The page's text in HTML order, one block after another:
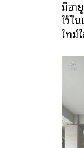
มีอา
ไว้ใ
ไทม์